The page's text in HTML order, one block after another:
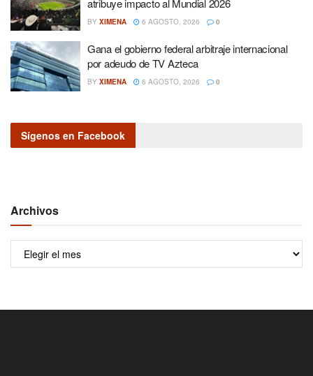
atribuye impacto al Mundial 2026
BY XIMENA 6 AGOSTO, 2026 0
Gana el gobierno federal arbitraje internacional
por adeudo de TV Azteca
BY XIMENA 6 AGOSTO, 2026 0
Sígenos en Facebook
Archivos